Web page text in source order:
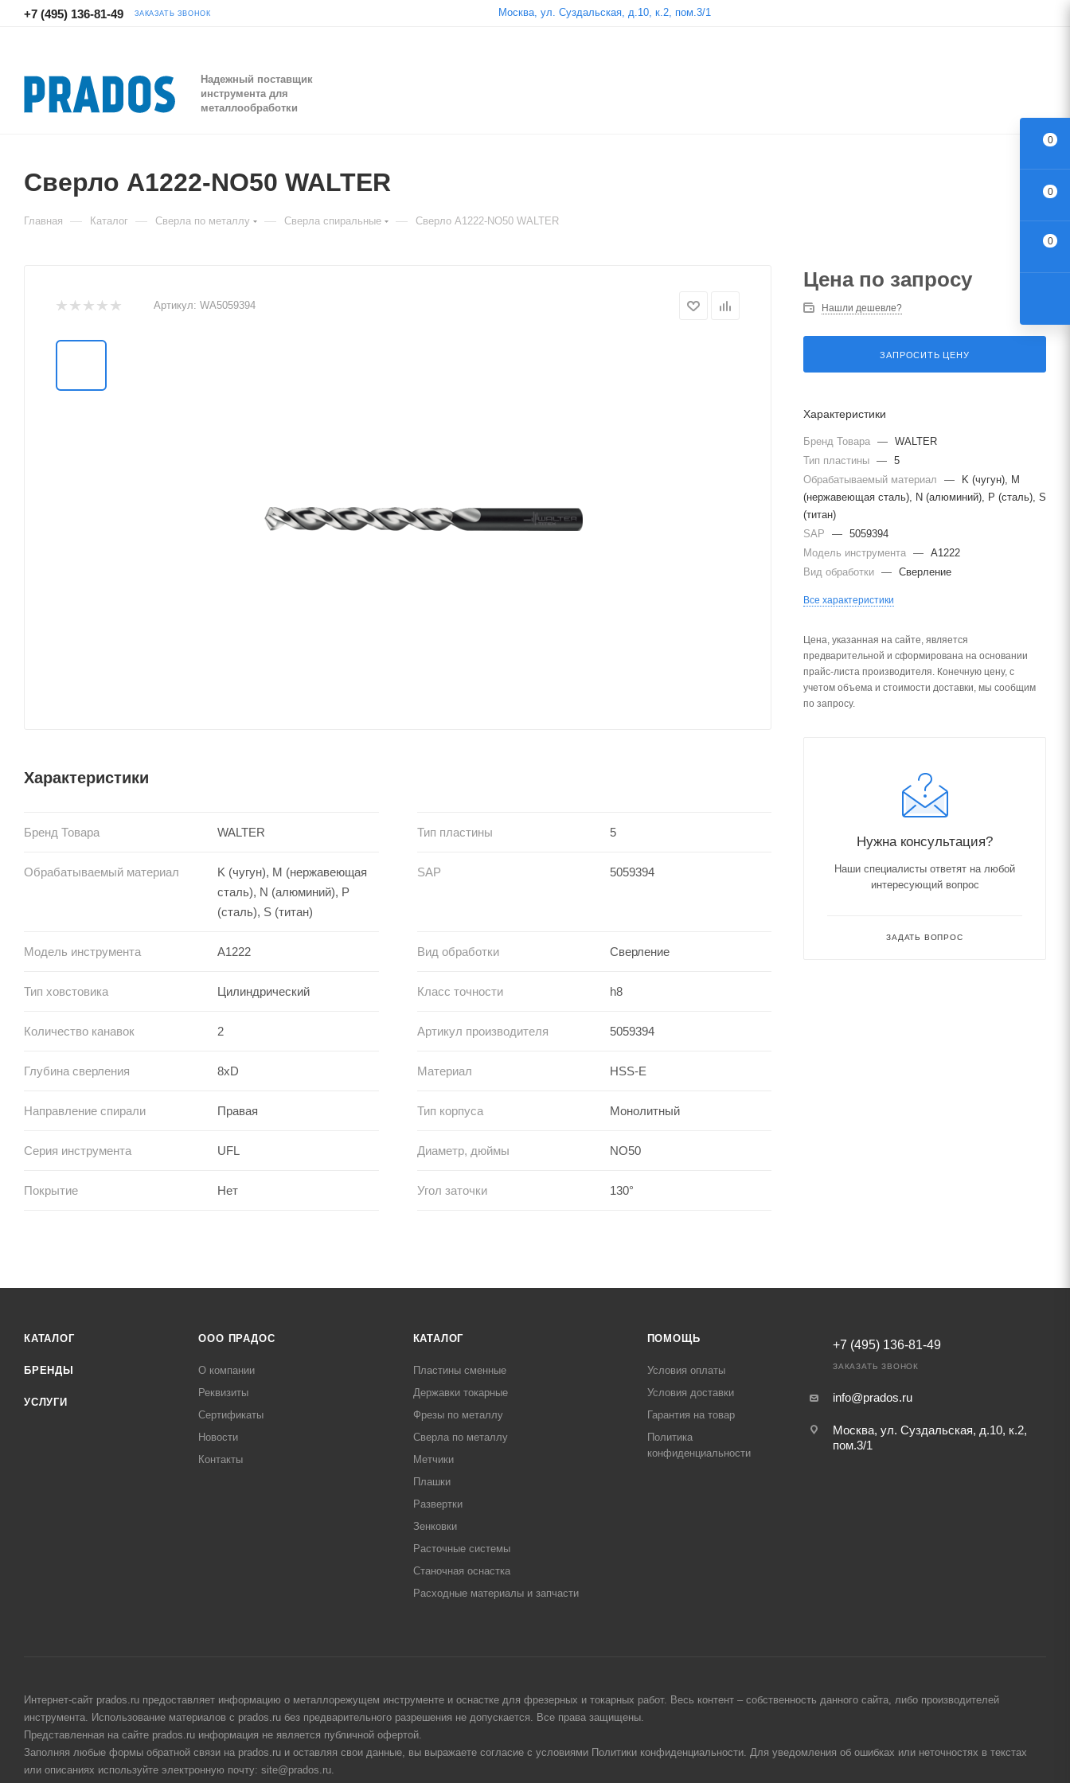
+7 (495) 136-81-49 ЗАКАЗАТЬ ЗВОНОК Москва, ул. Суздальская, д.10, к.2, пом.3/1
Надежный поставщик
инструмента для
металлообработки
Сверло A1222-NO50 WALTER
Главная — Каталог — Сверла по металлу — Сверла спиральные — Сверло A1222-NO50 WALTER
Артикул: WA5059394
Характеристики
Бренд Товара WALTER Тип пластины 5
Обрабатываемый материал
K (чугун), M (нержавеющая
сталь), N (алюминий), P
(сталь), S (титан)
SAP 5059394
Модель инструмента A1222 Вид обработки Сверление
Тип ховстовика Цилиндрический Класс точности h8
Количество канавок 2 Артикул производителя 5059394
Глубина сверления 8xD Материал HSS-E
Направление спирали Правая Тип корпуса Монолитный
Серия инструмента UFL Диаметр, дюймы NO50
Покрытие Нет Угол заточки 130°
Цена по запросу
Нашли дешевле?
ЗАПРОСИТЬ ЦЕНУ
Характеристики
Бренд Товара — WALTER
Тип пластины — 5
Обрабатываемый материал
—
K (чугун), M
(нержавеющая сталь), N (алюминий), P (сталь), S
(титан)
SAP
— 5059394
Модель инструмента — A1222
Вид обработки — Сверление
Все характеристики
Цена, указанная на сайте, является
предварительной и сформирована на основании
прайс-листа производителя. Конечную цену, с
учетом объема и стоимости доставки, мы сообщим
по запросу.
Нужна консультация?
Наши специалисты ответят на любой
интересующий вопрос
ЗАДАТЬ ВОПРОС
КАТАЛОГ
БРЕНДЫ
УСЛУГИ
ООО ПРАДОС
О компании
Реквизиты
Сертификаты
Новости
Контакты
КАТАЛОГ
Пластины сменные
Державки токарные
Фрезы по металлу
Сверла по металлу
Метчики
Плашки
Развертки
Зенковки
Расточные системы
Станочная оснастка
Расходные материалы и запчасти
ПОМОЩЬ
Условия оплаты
Условия доставки
Гарантия на товар
Политика
конфиденциальности
+7 (495) 136-81-49
ЗАКАЗАТЬ ЗВОНОК
info@prados.ru
Москва, ул. Суздальская, д.10, к.2,
пом.3/1
Интернет-сайт prados.ru предоставляет информацию о металлорежущем инструменте и оснастке для фрезерных и токарных работ. Весь контент – собственность данного сайта, либо производителей
инструмента. Использование материалов с prados.ru без предварительного разрешения не допускается. Все права защищены.
Представленная на сайте prados.ru информация не является публичной офертой.
Заполняя любые формы обратной связи на prados.ru и оставляя свои данные, вы выражаете согласие с условиями Политики конфиденциальности. Для уведомления об ошибках или неточностях в текстах
или описаниях используйте электронную почту: site@prados.ru.
0
0
0